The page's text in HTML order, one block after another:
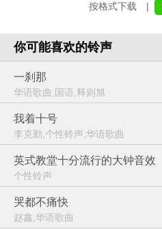
按格式下载 |
你可能喜欢的铃声
一刹那
华语歌曲,国语,释则旭
我着十号
李克勤,个性铃声,华语歌曲
英式教堂十分流行的大钟音效
个性铃声
哭都不痛快
赵鑫,华语歌曲